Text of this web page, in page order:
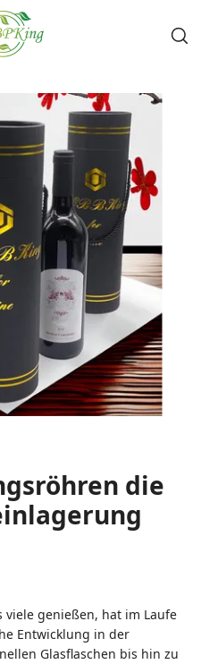
die
viele genießen, hat im Laufe
Entwicklung in der
Glasflaschen bis hin zu